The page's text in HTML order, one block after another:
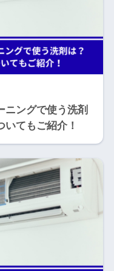
ニングで使う洗剤
てもご紹介！